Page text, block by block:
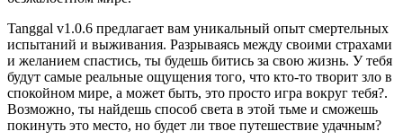
Tanggal v1.0.6 предлагает вам уникальный опыт смертельных
испытаний и выживания. Разрываясь между своими страхами
и желанием спастись, ты будешь битись за свою жизнь. У тебя
будут самые реальные ощущения того, что кто-то творит зло в
спокойном мире, а может быть, это просто игра вокруг тебя?.
Возможно, ты найдешь способ света в этой тьме и сможешь
покинуть это место, но будет ли твое путешествие удачным?